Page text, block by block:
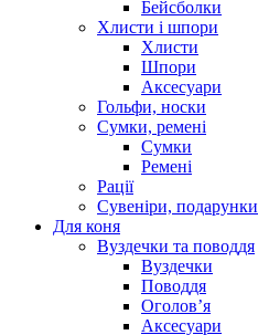
Бейсболки
Хлисти і шпори
Хлисти
Шпори
Аксесуари
Гольфи, носки
Сумки, ремені
Сумки
Ремені
Рації
Сувеніри, подарунки
Для коня
Вуздечки та поводдя
Вуздечки
Поводдя
Оголов’я
Аксесуари